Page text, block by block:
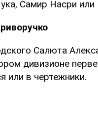
Самир Насри или
Салюта
дивизионе
или в чертежники.